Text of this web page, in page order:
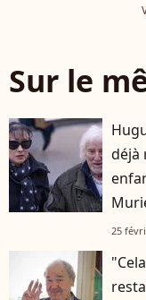
Sur le
déjà
25